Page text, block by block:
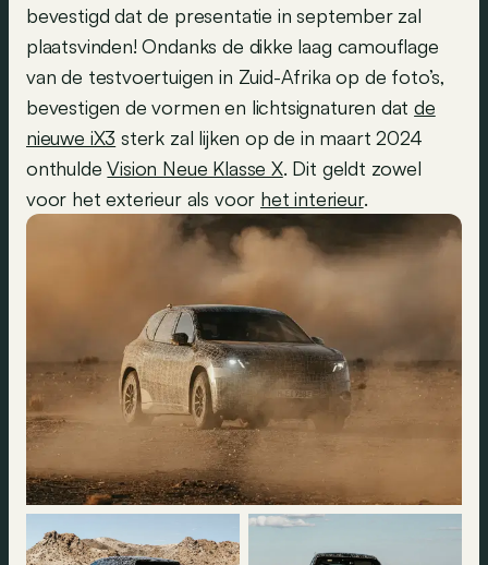
bevestigd dat de presentatie in september zal
plaatsvinden! Ondanks de dikke laag camouflage
van de testvoertuigen in Zuid-Afrika op de foto’s,
bevestigen de vormen en lichtsignaturen datde
nieuwe iX3 sterk zal lijken op de in maart 2024
onthuldeVision Neue Klasse X. Dit geldt zowel
voor het exterieur als voor het interieur.